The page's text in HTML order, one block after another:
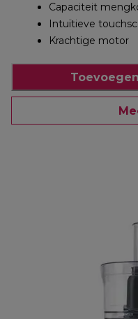
Capaciteit
Intuïtieve
Krachtige motor